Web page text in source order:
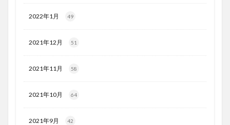
2022年1月 49
2021年12月 51
2021年11月 58
2021年10月 64
2021年9月 42